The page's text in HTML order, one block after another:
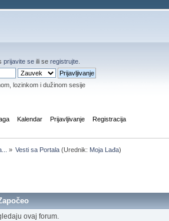
prijavite se ili se registrujte
lozinkom i dužinom sesije
Kalendar Prijavljivanje Registracija
» Vesti sa Portala(Urednik: Moja Lađa)
ovaj forum.